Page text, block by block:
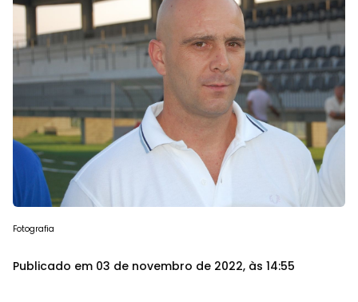
Fotografia
Publicado em 03 de novembro de 2022, às 14:55